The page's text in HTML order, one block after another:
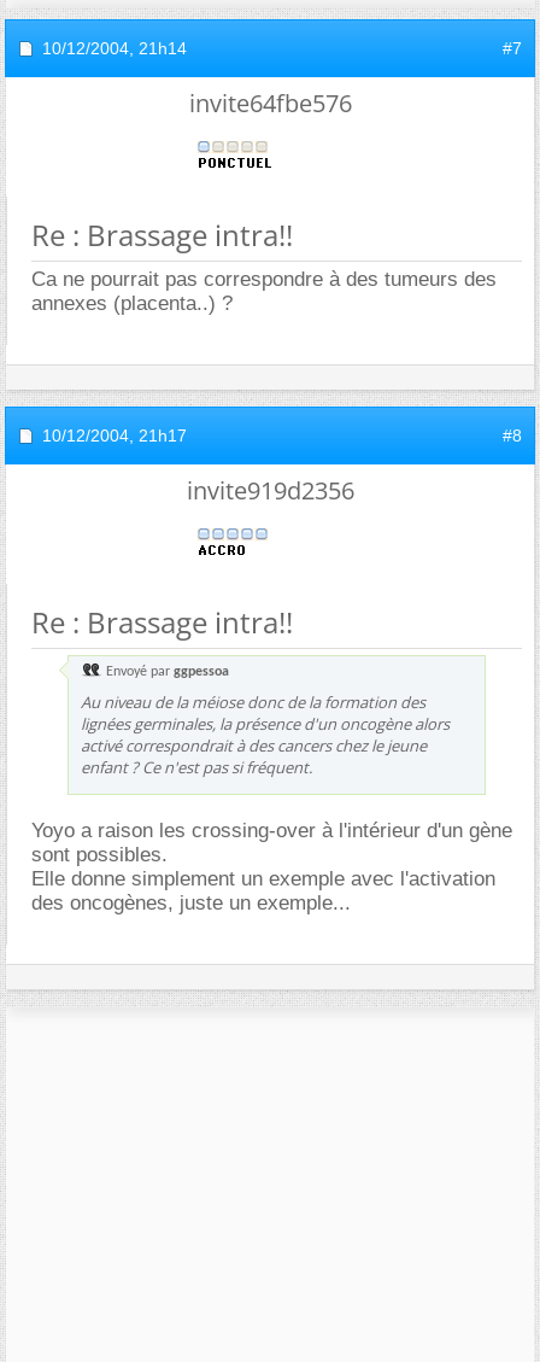
10/12/2004, 21h14 #7
invite64fbe576
Re : Brassage intra!!
Ca ne pourrait pas correspondre à des tumeurs des
annexes (placenta..) ?
10/12/2004, 21h17 #8
invite919d2356
Re : Brassage intra!!
Envoyé par ggpessoa
Au niveau de la méiose donc de la formation des
lignées germinales, la présence d'un oncogène alors
activé correspondrait à des cancers chez le jeune
enfant ? Ce n'est pas si fréquent.
Yoyo a raison les crossing-over à l'intérieur d'un gène
sont possibles.
Elle donne simplement un exemple avec l'activation
des oncogènes, juste un exemple...